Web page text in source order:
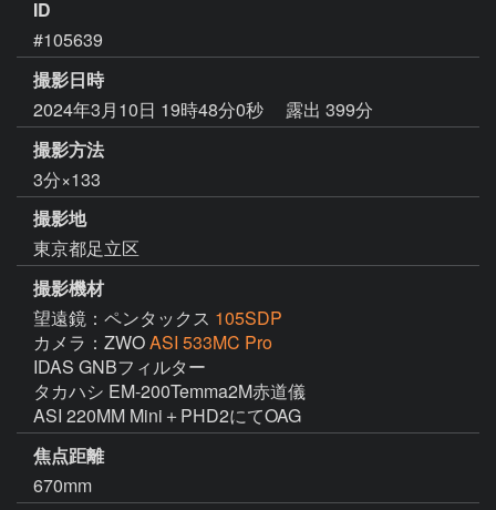
ID
#105639
撮影日時
2024年3月10日 19時48分0秒
露出 399分
撮影方法
3分×133
撮影地
東京都足立区
撮影機材
望遠鏡：ペンタックス 105SDP
カメラ：ZWOASI 533MC Pro
IDAS GNBフィルター
タカハシ EM-200Temma2M赤道儀
ASI 220MM Mini＋PHD2にてOAG
焦点距離
670mm